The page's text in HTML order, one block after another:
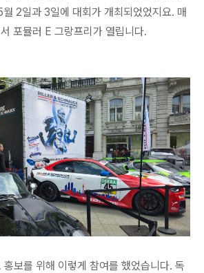
2일과 3일에 대회가 개최되었었지요. 매
포뮬러 E 그랑프리가 열립니다.
보를 위해 이렇게 참여를 했었습니다. 독